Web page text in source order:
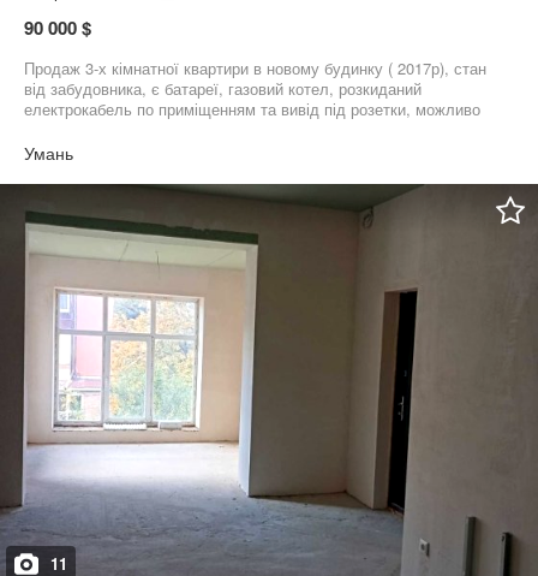
90 000 $
Продаж 3-х кімнатної квартири в новому будинку ( 2017р), стан
від забудовника, є батареї, газовий котел, розкиданий
електрокабель по приміщенням та вивід під розетки, можливо
Умань
11